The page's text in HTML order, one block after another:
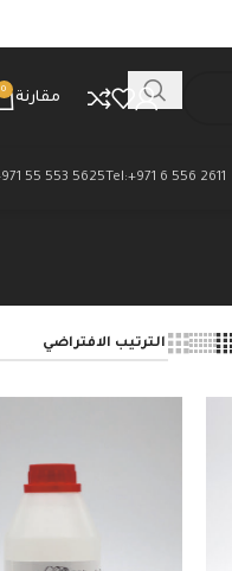
مقارنة
0
Tel:+971 6 556 2611
55 553 5625